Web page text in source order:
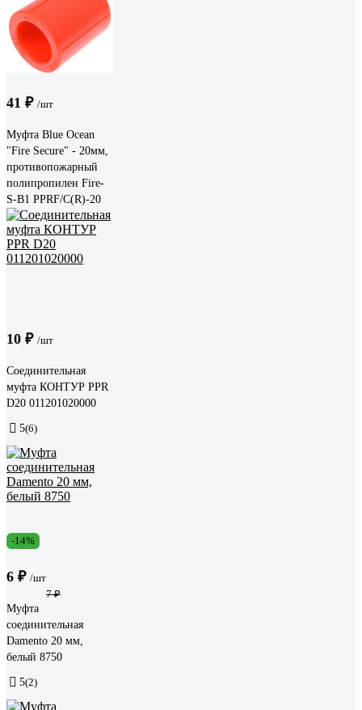
41 ₽ /шт
Муфта Blue Ocean
"Fire Secure" - 20мм,
противопожарный
полипропилен Fire-
S-B1 PPRF/C(R)-20
10 ₽ /шт
Соединительная
муфта КОНТУР PPR
D20 011201020000
5(6)
-14%
6 ₽ /шт
7 ₽
Муфта
соединительная
Damento 20 мм,
белый 8750
5(2)